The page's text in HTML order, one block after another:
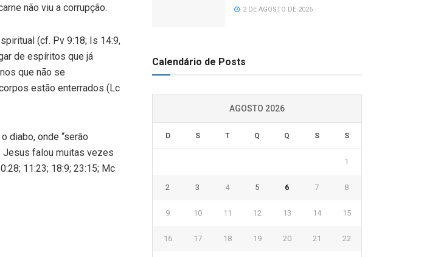
não viu a corrupção.
(cf. Pv 9:18; Is 14:9,
de espíritos que já
que não se
estão enterrados (Lc
diabo, onde “serão
Jesus falou muitas vezes
11:23; 18:9; 23:15; Mc
2 DE AGOSTO DE 2026
Calendário de Posts
AGOSTO 2026
D S T Q Q S S
1
2 3 4 5 6 7 8
9 10 11 12 13 14 15
16 17 18 19 20 21 22